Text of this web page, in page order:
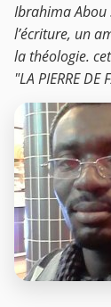
Ibrahima Abou
l’écriture, un
la théologie.
"LA PIERRE